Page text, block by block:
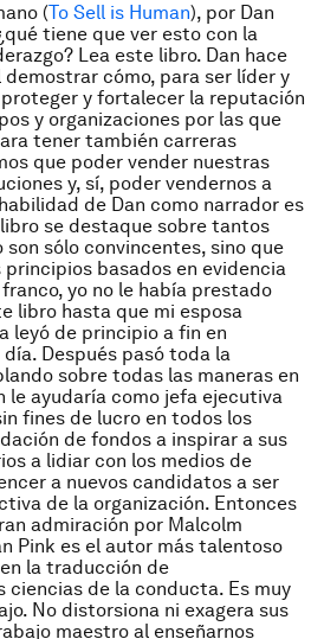
(To Sell is Human), por Dan
tiene que ver esto con la
Lea este libro. Dan hace
cómo, para ser líder y
y fortalecer la reputación
y organizaciones por las que
tener también carreras
que poder vender nuestras
y, sí, poder vendernos a
de Dan como narrador es
se destaque sobre tantos
son sólo convincentes, sino que
basados en evidencia
yo no le había prestado
libro hasta que mi esposa
leyó de principio a fin en
Después pasó toda la
sobre todas las maneras en
le ayudaría como jefa ejecutiva
fines de lucro en todos los
de fondos a inspirar a sus
a lidiar con los medios de
a nuevos candidatos a ser
de la organización. Entonces
admiración por Malcolm
Pink es el autor más talentoso
la traducción de
ciencias de la conducta. Es muy
No distorsiona ni exagera sus
maestro al enseñarnos